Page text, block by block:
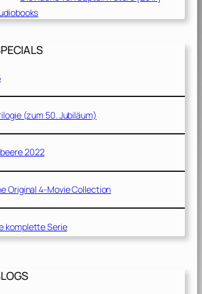
(zum 50. Jubiläum)
2022
Original 4-Movie Collection
komplette Serie